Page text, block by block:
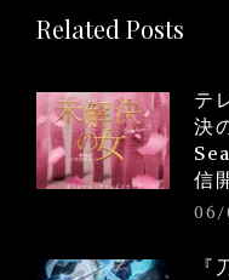
Related Posts
テ
決
信
06/